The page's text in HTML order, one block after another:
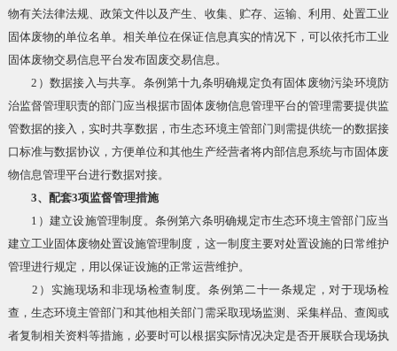
物有关法律法规、政策文件以及产生、收集、贮存、运输、利用、处置工业
固体废物的单位名单。相关单位在保证信息真实的情况下，可以依托市工业
固体废物交易信息平台发布固废交易信息。
2）数据接入与共享。条例第十九条明确规定负有固体废物污染环境防
治监督管理职责的部门应当根据市固体废物信息管理平台的管理需要提供监
管数据的接入，实时共享数据，市生态环境主管部门则需提供统一的数据接
口标准与数据协议，方便单位和其他生产经营者将内部信息系统与市固体废
物信息管理平台进行数据对接。
3、配套3项监督管理措施
1）建立设施管理制度。条例第六条明确规定市生态环境主管部门应当
建立工业固体废物处置设施管理制度，这一制度主要对处置设施的日常维护
管理进行规定，用以保证设施的正常运营维护。
2）实施现场和非现场检查制度。条例第二十一条规定，对于现场检
查，生态环境主管部门和其他相关部门需采取现场监测、采集样品、查阅或
者复制相关资料等措施，必要时可以根据实际情况决定是否开展联合现场执